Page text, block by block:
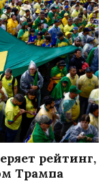
рейтинг,
Трампа